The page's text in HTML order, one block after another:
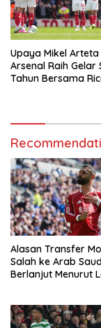
Upaya Mikel
Arsenal Raih Gelar
Tahun Bersama
Alasan Transfer
Salah ke Arab
Berlanjut Menurut